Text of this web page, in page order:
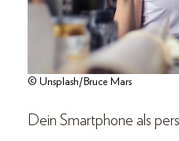
© Unsplash/Bruce Mars
Dein Smartphone als